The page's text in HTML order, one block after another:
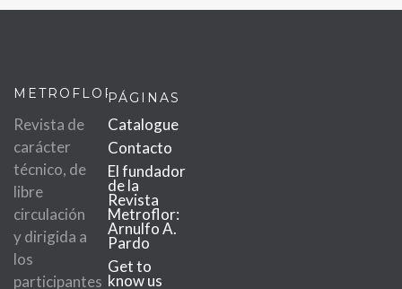
METROFLOR
Revista de
carácter
técnico, de
libre
circulación
y dirigida a
los
participantes
PÁGINAS
Catalogue
Contacto
El fundador
de la
Revista
Metroflor:
Arnulfo A.
Pardo
Get to
know us